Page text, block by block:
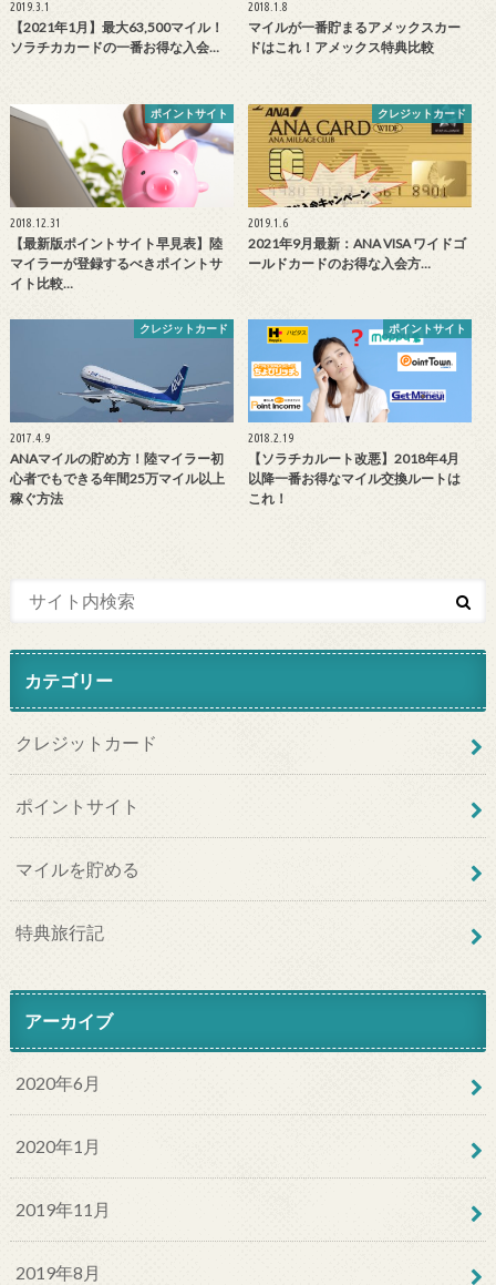
2019.3.1
【2021年1月】最大63,500マイル！
ソラチカカードの一番お得な入会…
2018.1.8
マイルが一番貯まるアメックスカー
ドはこれ！アメックス特典比較
ポイントサイト
2018.12.31
【最新版ポイントサイト早見表】陸
マイラーが登録するべきポイントサ
イト比較…
クレジットカード
2019.1.6
2021年9月最新：ANA VISA ワイドゴ
ールドカードのお得な入会方…
クレジットカード
2017.4.9
ANAマイルの貯め方！陸マイラー初
心者でもできる年間25万マイル以上
稼ぐ方法
ポイントサイト
2018.2.19
【ソラチカルート改悪】2018年4月
以降一番お得なマイル交換ルートは
これ！
カテゴリー
クレジットカード
ポイントサイト
マイルを貯める
特典旅行記
アーカイブ
2020年6月
2020年1月
2019年11月
2019年8月